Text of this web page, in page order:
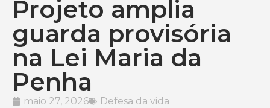
Projeto amplia
guarda provisória
na Lei Maria da
Penha
maio 27, 2026 Defesa da vida